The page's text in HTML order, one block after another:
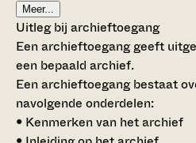
Meer...
Uitleg bij archieftoegang
Een archieftoegang geeft
een bepaald archief.
Een archieftoegang bestaat
navolgende onderdelen:
• Kenmerken van het archief